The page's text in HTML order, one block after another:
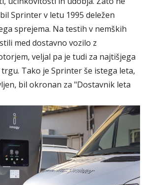
Sprinter v letu 1995 deležen
sprejema. Na testih v nemških
med dostavno vozilo z
veljal pa je tudi za najtišjega
Tako je Sprinter še istega leta,
bil okronan za "Dostavnik leta